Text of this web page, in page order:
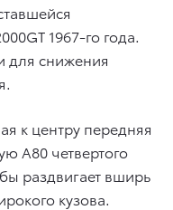
1967-го года.
для снижения
к центру передняя
А80 четвертого
раздвигает вширь
кузова.